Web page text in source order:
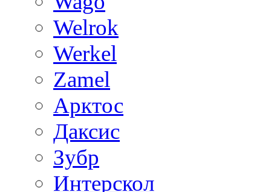
Welrok
Werkel
Zamel
Арктос
Даксис
Зубр
Интерскол